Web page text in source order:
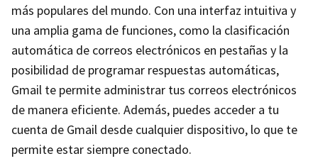
más populares del mundo. Con una interfaz intuitiva y
una amplia gama de funciones, como la clasificación
automática de correos electrónicos en pestañas y la
posibilidad de programar respuestas automáticas,
Gmail te permite administrar tus correos electrónicos
de manera eficiente. Además, puedes acceder a tu
cuenta de Gmail desde cualquier dispositivo, lo que te
permite estar siempre conectado.